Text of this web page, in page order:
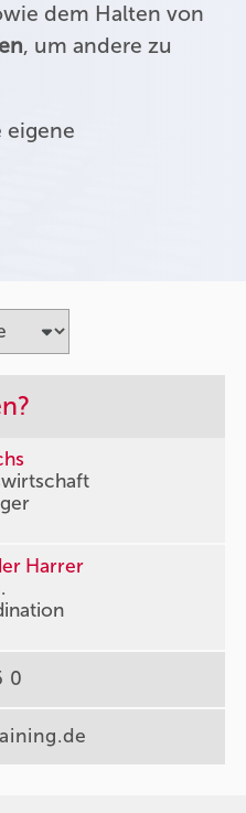
dem Halten von
, um andere zu
eigene
Harrer
0